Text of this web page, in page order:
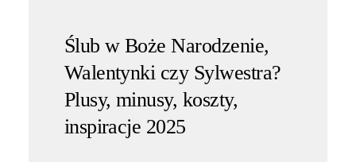
Ślub w Boże Narodzenie,
Walentynki czy Sylwestra?
Plusy, minusy, koszty,
inspiracje 2025